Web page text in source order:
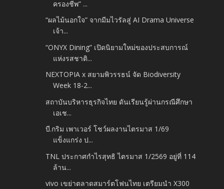
ครองชีพ” ...
“ผลไม้นอกใจ” จากมีมไวรัลสู่ AI Drama Universe
เจ้า...
“ONYX Dining” เปิดนิยามใหม่ของประสบการณ์
แห่งรสชาติ...
NEXTOPIA x สยามพิวรรธน์ จัด Biodiversity
Week 18-2...
สถาบันบริหารธุรกิจไทย ดันเรียนรู้ผ่านกรณีศึกษา
เอเช...
บี.กริม เพาเวอร์ โชว์ผลงานไตรมาส 1/69
แข็งแกร่ง ป...
TNL ประกาศกำไรสุทธิ ไตรมาส 1/2569 อยู่ที่ 114
ล้าน...
vivo เขย่าตลาดสมาร์ตโฟนไทย เตรียมนำ X300